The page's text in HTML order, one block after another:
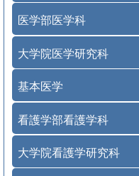
医学部医学科
大学院医学研究科
基本医学
看護学部看護学科
大学院看護学研究科